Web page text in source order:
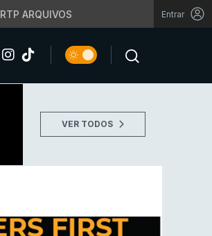
RTP ARQUIVOS Entrar
VER TODOS